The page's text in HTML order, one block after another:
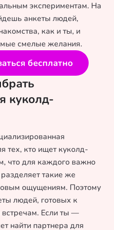
экспериментам. На
анкеты людей,
как и ты, и
смелые желания.
бесплатно
куколд-
тех, кто ищет куколд-
что для каждого важно
такие же
ощущениям. Поэтому
людей, готовых к
Если ты —
найти партнера для